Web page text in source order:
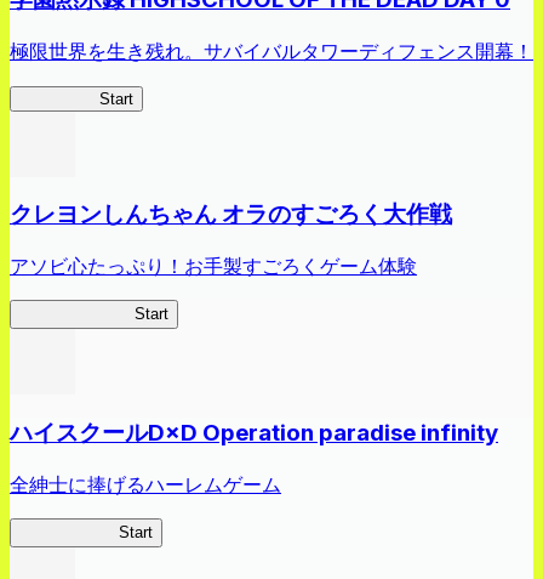
極限世界を生き残れ。サバイバルタワーディフェンス開幕！
Start
クレヨンしんちゃん オラのすごろく大作戦
アソビ心たっぷり！お手製すごろくゲーム体験
Start
ハイスクールD×D Operation paradise infinity
全紳士に捧げるハーレムゲーム
Start